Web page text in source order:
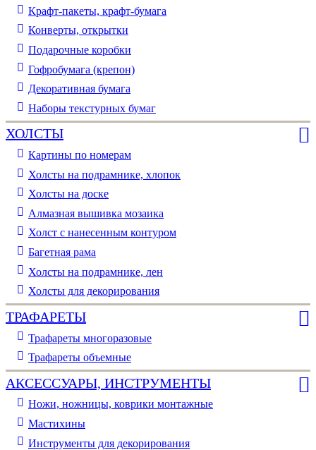
Крафт-пакеты, крафт-бумага
Конверты, открытки
Подарочные коробки
Гофробумага (крепон)
Декоративная бумага
Наборы текстурных бумаг
ХОЛСТЫ
Картины по номерам
Холсты на подрамнике, хлопок
Холсты на доске
Алмазная вышивка мозаика
Холст с нанесенным контуром
Багетная рама
Холсты на подрамнике, лен
Холсты для декорирования
ТРАФАРЕТЫ
Трафареты многоразовые
Трафареты объемные
АКСЕССУАРЫ, ИНСТРУМЕНТЫ
Ножи, ножницы, коврики монтажные
Мастихины
Инструменты для декорирования